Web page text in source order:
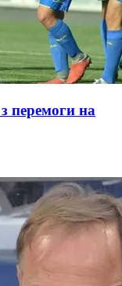
перемоги на